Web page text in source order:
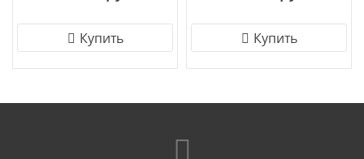
Купить Купить